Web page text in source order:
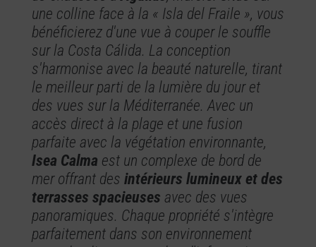
une colline face à la « Isla del Fraile », vous
bénéficierez d'une vue à couper le souffle
sur la Costa Cálida. La conception
s'harmonise avec la beauté naturelle, tirant
le meilleur parti de la lumière du jour et
des vues sur la Méditerranée. Avec un
accès direct à la plage et une fusion
parfaite avec la végétation environnante,
Isea Calma est un complexe de bord de
mer offrant des intérieurs lumineux et des
terrasses spacieuses avec des vues
panoramiques. Chaque propriété s'intègre
parfaitement dans son environnement